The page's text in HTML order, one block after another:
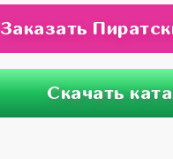
Заказать
Скачать